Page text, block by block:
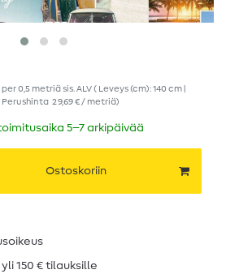
per0,5 metriäsis. ALV( Leveys (cm): 140 cm |
Perushinta 29,69 € / metriä)
5–7 arkipäivää
Ostoskoriin
150 € tilauksille